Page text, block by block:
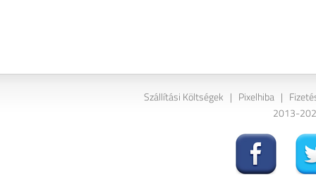
Szállítási Költségek | Pixelhiba |
2013-